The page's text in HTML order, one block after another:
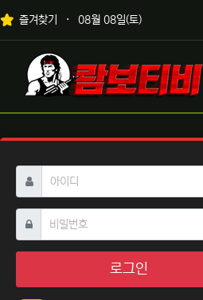
상단 네비
즐겨찾기 08월 08일(토)
메인 메뉴
로고
아이디 필수
비밀번호필수
로그인